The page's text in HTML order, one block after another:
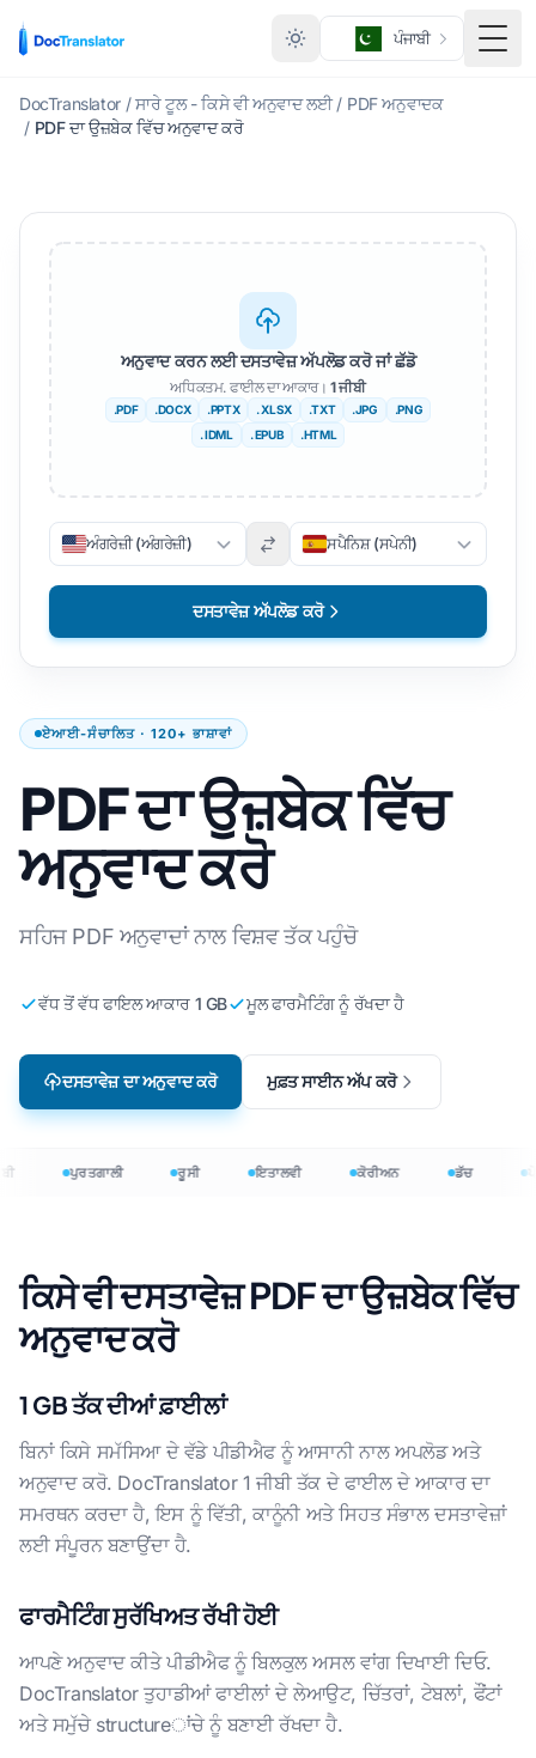
ਪੰਜਾਬੀ
ਮੀਨੂ
DocTranslator / ਸਾਰੇ ਟੂਲ - ਕਿਸੇ ਵੀ ਅਨੁਵਾਦ ਲਈ / PDF ਅਨੁਵਾਦਕ
/ PDF ਦਾ ਉਜ਼ਬੇਕ ਵਿੱਚ ਅਨੁਵਾਦ ਕਰੋ
ਏਆਈ-ਸੰਚਾਲਿਤ · 120+ ਭਾਸ਼ਾਵਾਂ
PDF ਦਾ ਉਜ਼ਬੇਕ ਵਿੱਚ
ਅਨੁਵਾਦ ਕਰੋ
ਸਹਿਜ PDF ਅਨੁਵਾਦਾਂ ਨਾਲ ਵਿਸ਼ਵ ਤੱਕ ਪਹੁੰਚੋ
ਵੱਧ ਤੋਂ ਵੱਧ ਫਾਇਲ ਆਕਾਰ 1 GB ਮੂਲ ਫਾਰਮੈਟਿੰਗ ਨੂੰ ਰੱਖਦਾ ਹੈ
ਦਸਤਾਵੇਜ਼ ਦਾ ਅਨੁਵਾਦ ਕਰੋ ਮੁਫ਼ਤ ਸਾਈਨ ਅੱਪ ਕਰੋ
ਅਨੁਵਾਦ ਕਰਨ ਲਈ ਦਸਤਾਵੇਜ਼ ਅੱਪਲੋਡ ਕਰੋ ਜਾਂ ਛੱਡੋ
ਅਧਿਕਤਮ. ਫਾਈਲ ਦਾ ਆਕਾਰ।1 ਜੀਬੀ
.PDF .DOCX .PPTX . XLSX .TXT .JPG
.PNG
. IDML
. EPUB .HTML
ਅੰਗਰੇਜ਼ੀ (ਅੰਗਰੇਜ਼ੀ) ਸਪੈਨਿਸ਼ (ਸਪੇਨੀ)
ਦਸਤਾਵੇਜ਼ ਅੱਪਲੋਡ ਕਰੋ
ਪੁਰਤਗਾਲੀ ਰੂਸੀ ਇਤਾਲਵੀ ਕੋਰੀਅਨ ਡੱਚ
ਕਿਸੇ ਵੀ ਦਸਤਾਵੇਜ਼ PDF ਦਾ ਉਜ਼ਬੇਕ ਵਿੱਚ
ਅਨੁਵਾਦ ਕਰੋ
1 GB ਤੱਕ ਦੀਆਂ ਫ਼ਾਈਲਾਂ
ਬਿਨਾਂ ਕਿਸੇ ਸਮੱਸਿਆ ਦੇ ਵੱਡੇ ਪੀਡੀਐਫ ਨੂੰ ਆਸਾਨੀ ਨਾਲ ਅਪਲੋਡ ਅਤੇ
ਅਨੁਵਾਦ ਕਰੋ. DocTranslator 1 ਜੀਬੀ ਤੱਕ ਦੇ ਫਾਈਲ ਦੇ ਆਕਾਰ ਦਾ
ਸਮਰਥਨ ਕਰਦਾ ਹੈ, ਇਸ ਨੂੰ ਵਿੱਤੀ, ਕਾਨੂੰਨੀ ਅਤੇ ਸਿਹਤ ਸੰਭਾਲ ਦਸਤਾਵੇਜ਼ਾਂ
ਲਈ ਸੰਪੂਰਨ ਬਣਾਉਂਦਾ ਹੈ.
ਫਾਰਮੈਟਿੰਗ ਸੁਰੱਖਿਅਤ ਰੱਖੀ ਹੋਈ
ਆਪਣੇ ਅਨੁਵਾਦ ਕੀਤੇ ਪੀਡੀਐਫ ਨੂੰ ਬਿਲਕੁਲ ਅਸਲ ਵਾਂਗ ਦਿਖਾਈ ਦਿਓ.
DocTranslator ਤੁਹਾਡੀਆਂ ਫਾਈਲਾਂ ਦੇ ਲੇਆਉਟ, ਚਿੱਤਰਾਂ, ਟੇਬਲਾਂ, ਫੌਂਟਾਂ
ਅਤੇ ਸਮੁੱਚੇ structureਾਂਚੇ ਨੂੰ ਬਣਾਈ ਰੱਖਦਾ ਹੈ.